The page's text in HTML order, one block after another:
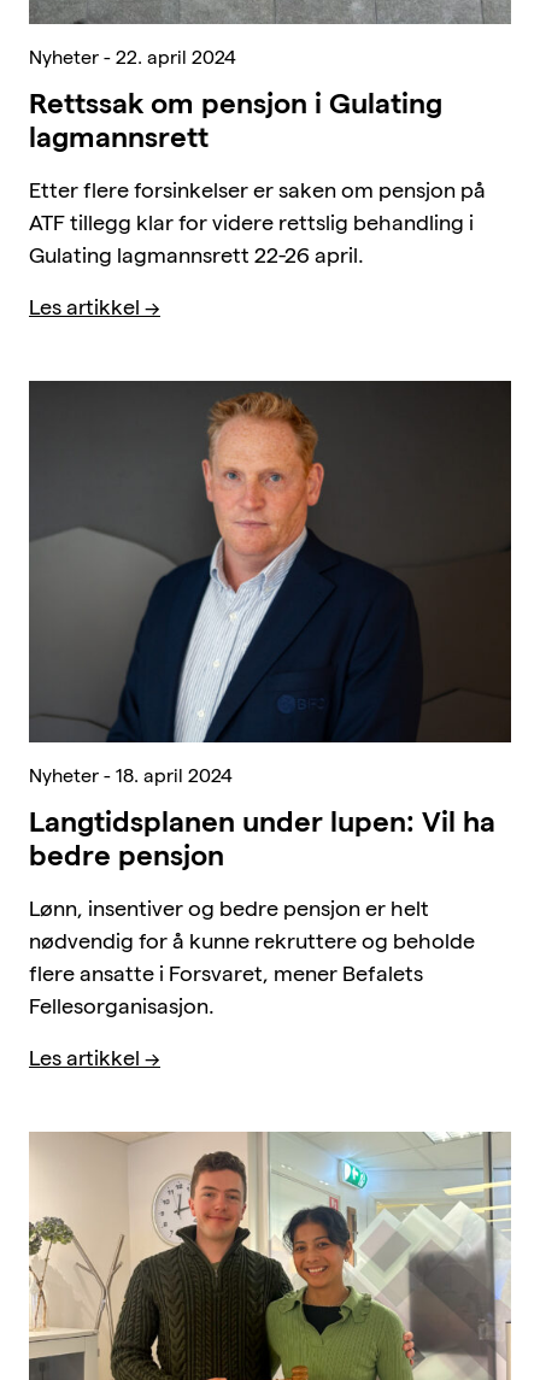
Nyheter - 22. april 2024
Rettssak om pensjon i Gulating
lagmannsrett
Etter flere forsinkelser er saken om pensjon på
ATF tillegg klar for videre rettslig behandling i
Gulating lagmannsrett 22-26 april.
Les artikkel
Nyheter - 18. april 2024
Langtidsplanen under lupen: Vil ha
bedre pensjon
Lønn, insentiver og bedre pensjon er helt
nødvendig for å kunne rekruttere og beholde
flere ansatte i Forsvaret, mener Befalets
Fellesorganisasjon.
Les artikkel